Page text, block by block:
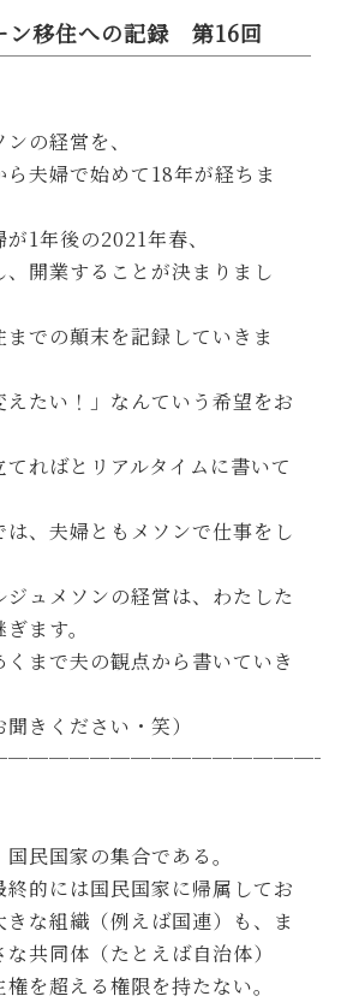
ン移住への記録 第16回
の経営を、
ら夫婦で始めて18年が経ちま
1年後の2021年春、
、開業することが決まりまし
までの顛末を記録していきま
えたい！」なんていう希望をお
ればとリアルタイムに書いて
、夫婦ともメソンで仕事をし
ュメソンの経営は、わたした
ます。
くまで夫の観点から書いていき
きください・笑）
民国家の集合である。
的には国民国家に帰属してお
きな組織（例えば国連）も、ま
共同体（たとえば自治体）
を超える権限を持たない。